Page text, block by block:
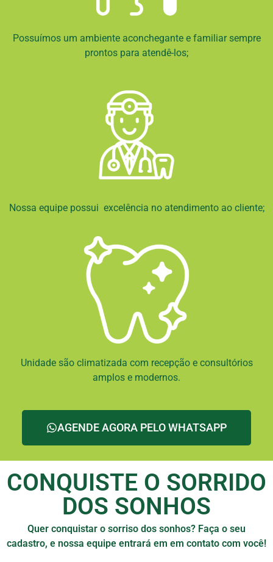
Possuímos um ambiente aconchegante e familiar sempre
prontos para atendê-los;
Nossa equipe possui excelência no atendimento ao cliente;
Unidade são climatizada com recepção e consultórios
amplos e modernos.
AGENDE AGORA PELO WHATSAPP
CONQUISTE O SORRIDO
DOS SONHOS
Quer conquistar o sorriso dos sonhos? Faça o seu
cadastro, e nossa equipe entrará em em contato com você!